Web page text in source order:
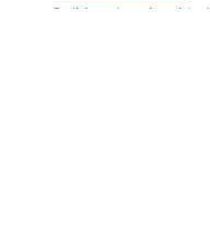
Politico de privacidad